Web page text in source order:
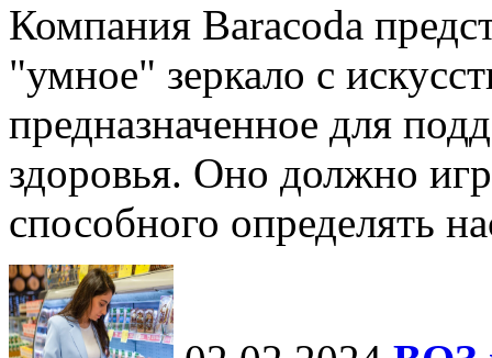
Компания Baracoda
"умное" зеркало с
предназначенное для
здоровья. Оно должно
способного определять